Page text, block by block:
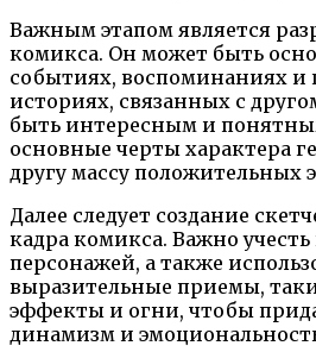
Важным этапом является
комикса. Он может быть
событиях, воспоминаниях и
историях, связанных с
быть интересным и
основные черты характера
другу массу положительных
Далее следует создание
кадра комикса. Важно
персонажей, а также
выразительные приемы,
эффекты и огни, чтобы
динамизм и